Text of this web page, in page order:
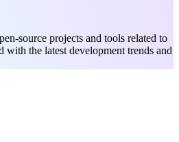
source projects and tools related to
with the latest development trends and